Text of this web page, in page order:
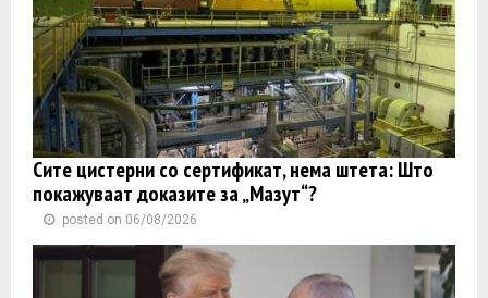
Сите цистерни со сертификат, нема штета: Што
покажуваат доказите за „Мазут“?
posted on 06/08/2026